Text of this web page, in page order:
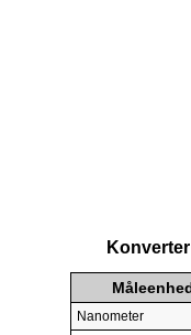
Nanometer